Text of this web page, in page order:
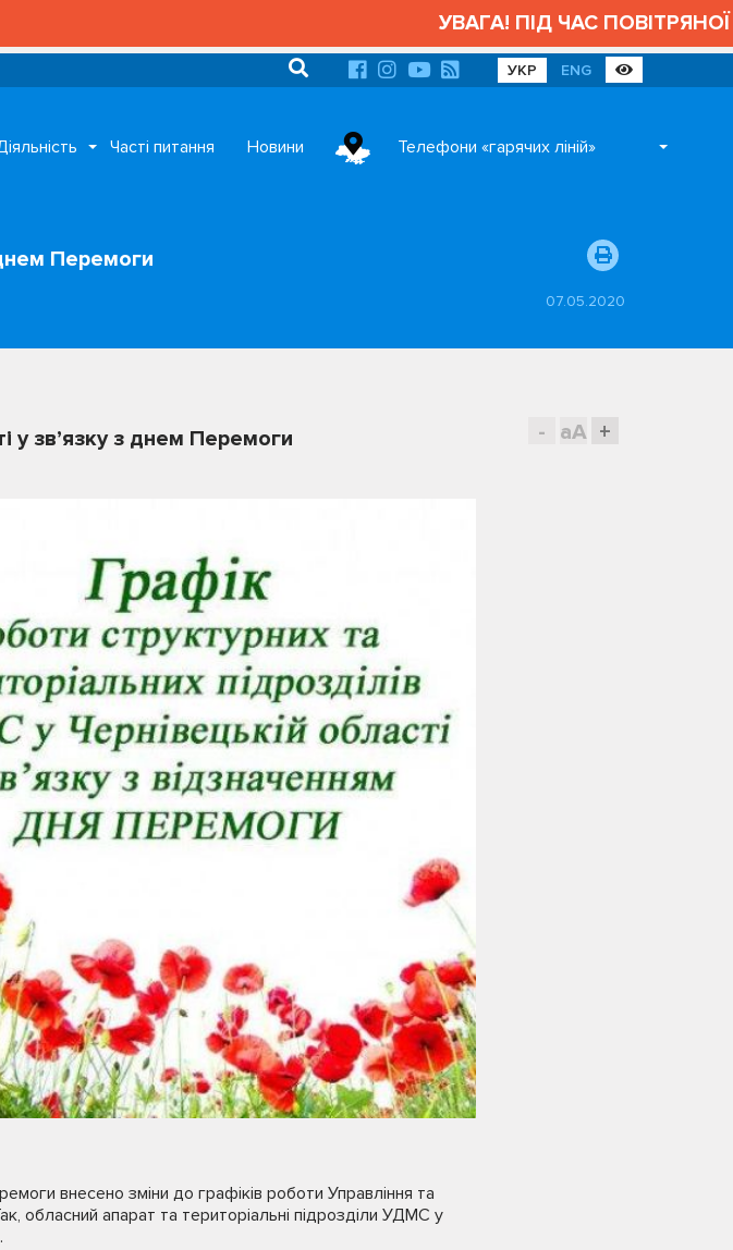
УВАГА! ПІД ЧАС ПОВІТРЯНОЇ
УКР ENG
Часті питання Новини Телефони «гарячих ліній»
Перемоги
07.05.2020
- aA +
у зв’язку з днем Перемоги
внесено зміни до графіків роботи Управління та
обласний апарат та територіальні підрозділи УДМС у